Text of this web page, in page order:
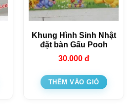
Khung Hình Sinh Nhật
đặt bàn Gấu Pooh
30.000 đ
THÊM VÀO GIỎ